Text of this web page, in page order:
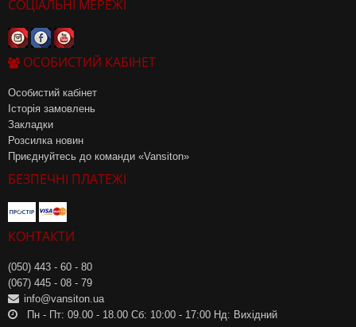
СОЦІАЛЬНІ МЕРЕЖІ
ОСОБИСТИЙ КАБІНЕТ
Особистий кабінет
Історія замовлень
Закладки
Розсилка новин
Приєднуйтесь до команди «Vansiton»
БЕЗПЕЧНІ ПЛАТЕЖІ
КОНТАКТИ
(050) 443 - 60 - 80
(067) 445 - 08 - 79
info@vansiton.ua
Пн - Пт: 09.00 - 18.00 Сб: 10:00 - 17:00 Нд: Вихідний